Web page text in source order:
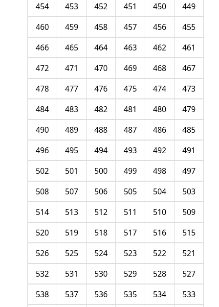
449
450
451
452
453
454
455
456
457
458
459
460
461
462
463
464
465
466
467
468
469
470
471
472
473
474
475
476
477
478
479
480
481
482
483
484
485
486
487
488
489
490
491
492
493
494
495
496
497
498
499
500
501
502
503
504
505
506
507
508
509
510
511
512
513
514
515
516
517
518
519
520
521
522
523
524
525
526
527
528
529
530
531
532
533
534
535
536
537
538